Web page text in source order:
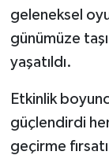
geleneksel
günümüze
yaşatıldı.
Etkinlik
güçlendirdi
geçirme
Nöbetçi
ÖZEL
SAĞLIK
SİYASET